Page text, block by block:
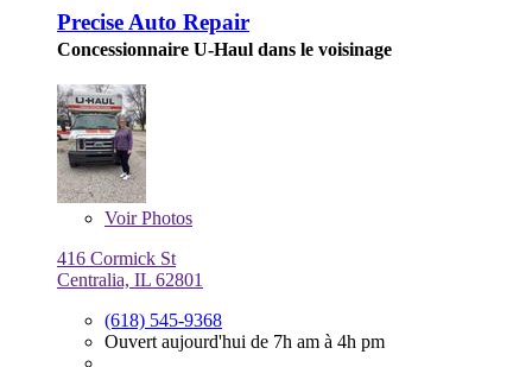
Precise Auto Repair
Concessionnaire U-Haul dans le voisinage
VoirPhotos
416 Cormick St
Centralia, IL 62801
(618) 545-9368
Ouvert aujourd'hui de 7h am à 4h pm